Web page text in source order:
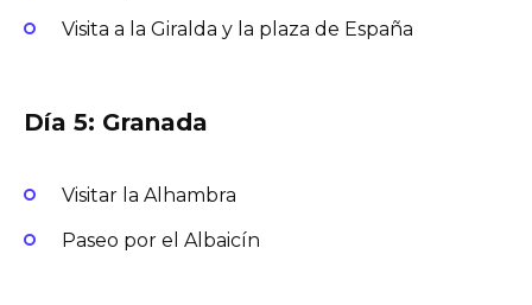
Visita a la Giralda y la plaza de España
Día 5: Granada
Visitar la Alhambra
Paseo por el Albaicín